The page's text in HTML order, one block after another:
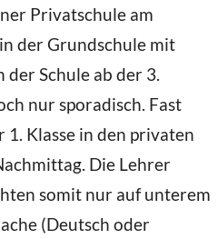
Privatschule am
der Grundschule mit
der Schule ab der 3.
nur sporadisch. Fast
1. Klasse in den privaten
Die Lehrer
somit nur auf unterem
(Deutsch oder